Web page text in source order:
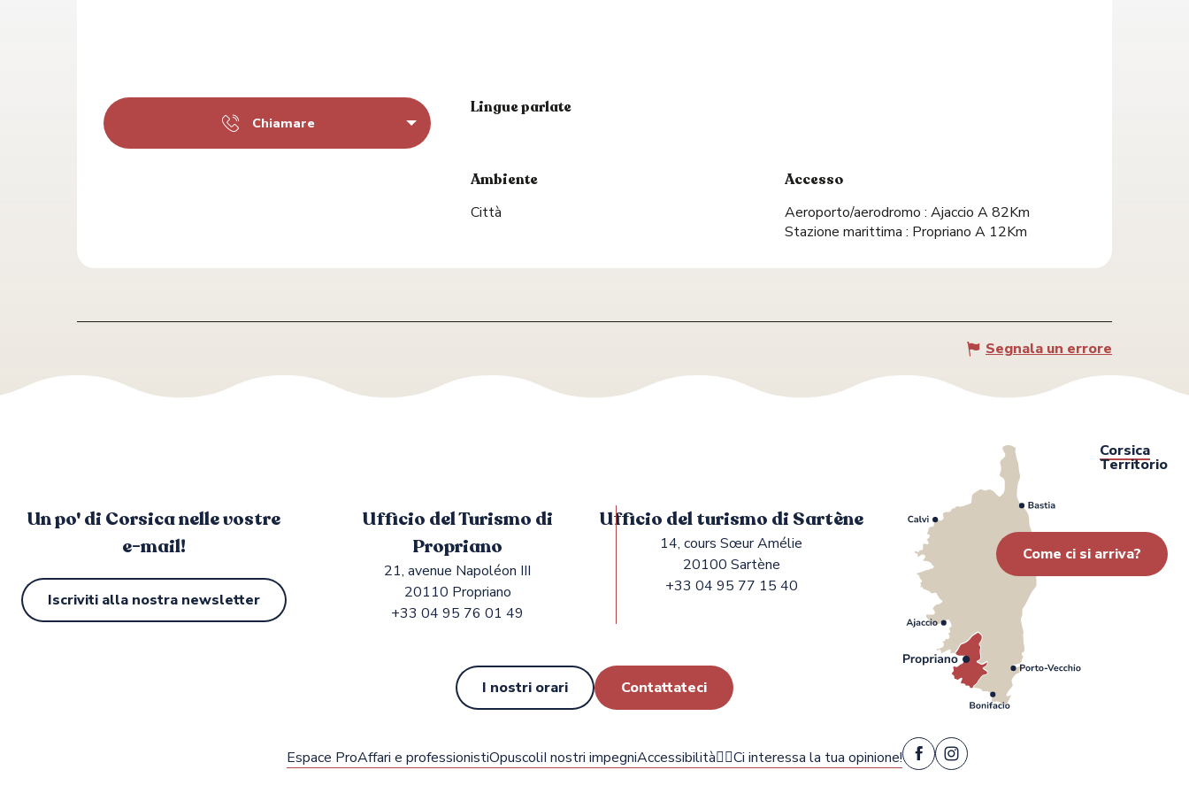
Chiamare
Lingue parlate
Lingue parlate
Ambiente
Ambiente
Città
Accesso
Accesso
Aeroporto/aerodromo : Ajaccio A 82Km
Stazione marittima : Propriano A 12Km
Segnala un errore
Un po' di Corsica nelle vostre
e-mail!
Iscriviti alla nostra newsletter
Ufficio del Turismo di
Propriano
21, avenue Napoléon III
20110 Propriano
+33 04 95 76 01 49
Ufficio del turismo di Sartène
14, cours Sœur Amélie
20100 Sartène
+33 04 95 77 15 40
I nostri orari Contattateci
Espace ProAffari e professionistiOpuscoliI nostri impegniAccessibilità✍🏻Ci interessa la tua opinione!
Corsica
Territorio
Come ci si arriva?